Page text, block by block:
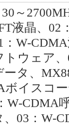
～
液晶、02
：W-
トウェア
タ、
ボイスコ
W-CDMA
03：W-